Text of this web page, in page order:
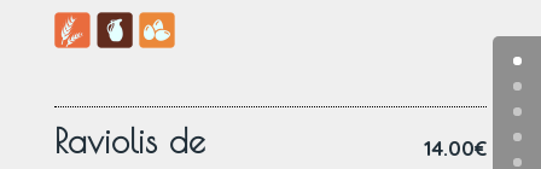
Raviolis de
14.00€